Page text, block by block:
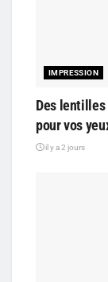
IMPRESSION
Des lentilles
pour vos
il y a 2 jours